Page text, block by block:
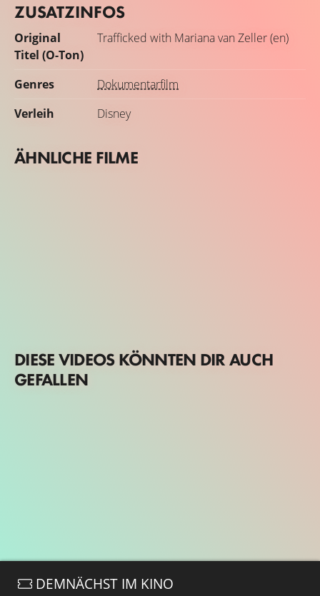
ZUSATZINFOS
Original
Titel (O-Ton)
Trafficked with Mariana van Zeller (en)
Genres
Dokumentarfilm
Verleih
Disney
ÄHNLICHE FILME
DIESE VIDEOS KÖNNTEN DIR AUCH
GEFALLEN
DEMNÄCHST IM KINO